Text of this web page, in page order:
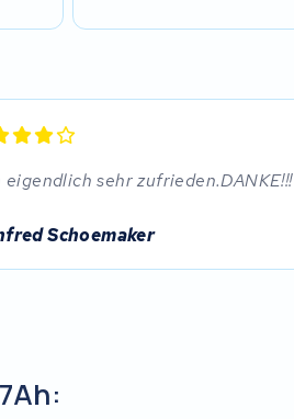
eigendlich sehr zufrieden.DANKE!!!
Schoemaker